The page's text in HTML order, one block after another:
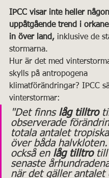
IPCC visar inte heller någon
uppåtgående trend i
in över land, inklusive de
stormarna.
Hur är det med
skylls på antropogena
klimatförändringar? IPCC
vinterstormar:
"Det finns låg tilltro
observerade
totala antalet
över båda
också en låg tilltro till
senaste
när det gäller antalet